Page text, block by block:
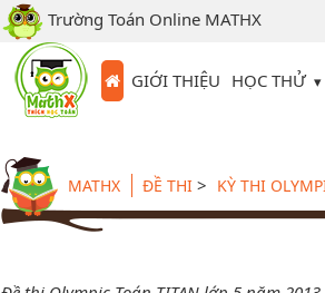
Trường Toán Online MATHX
GIỚI THIỆU HỌC THỬ
MATHX ĐỀ THI > KỲ THI